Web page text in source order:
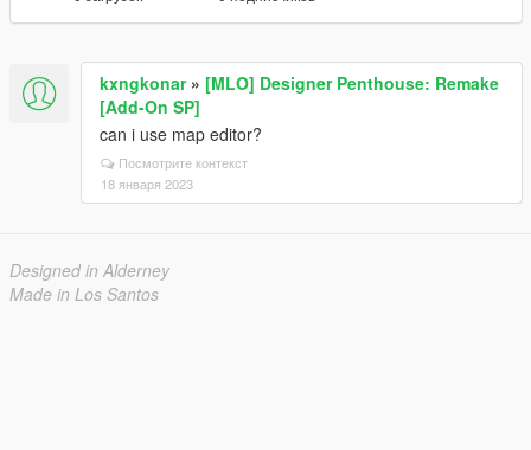
kxngkonar» [MLO] Designer Penthouse: Remake
[Add-On SP]
can i use map editor?
Посмотрите контекст
18 января 2023
Designed in Alderney
Made in Los Santos